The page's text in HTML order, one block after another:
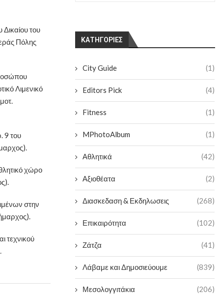
του
Πόλης
Λιμενικό
9 του
χώρο
στην
τεχνικού
KΑΤΗΓΟΡΊΕΣ
City Guide (1)
Editors Pick (4)
Fitness (1)
MPhotoAlbum (1)
Αθλητικά (42)
Αξιοθέατα (2)
Διασκεδαση & Εκδηλωσεις (268)
Επικαιρότητα (102)
Ζάτζα (41)
Λάβαμε και Δημοσιεύουμε (839)
Μεσολογγιτάκια (206)